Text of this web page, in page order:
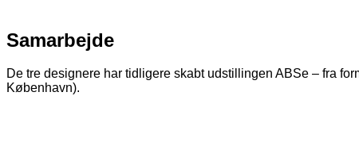
Samarbejde
De tre designere har tidligere skabt udstillingen ABSe – fra
København).